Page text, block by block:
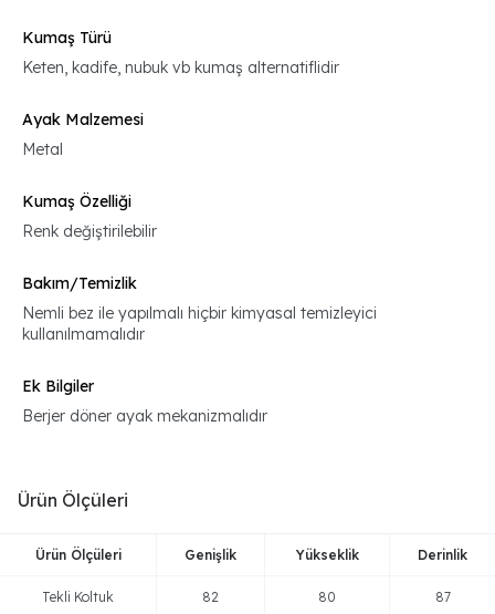
Kumaş Türü
Keten, kadife, nubuk vb kumaş alternatiflidir
Ayak Malzemesi
Metal
Kumaş Özelliği
Renk değiştirilebilir
Bakım/Temizlik
Nemli bez ile yapılmalı hiçbir kimyasal temizleyici
kullanılmamalıdır
Ek Bilgiler
Berjer döner ayak mekanizmalıdır
Ürün Ölçüleri
Ürün Ölçüleri Genişlik Yükseklik Derinlik
Tekli Koltuk 82 80 87